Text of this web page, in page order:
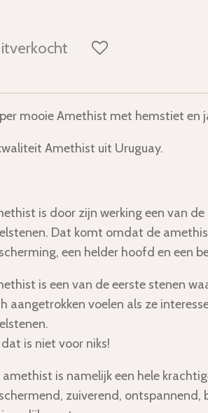
mooie Amethist met hemstiet en
Amethist uit Uruguay.
is door zijn werking een van
Dat komt omdat de
een helder hoofd en een
is een van de eerste stenen
aangetrokken voelen als ze
dat is niet voor niks!
amethist is namelijk een hele
zuiverend, ontspannend,